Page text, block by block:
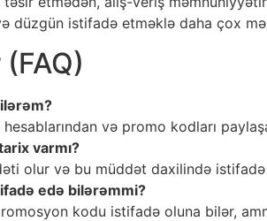
düzgün istifadə etməklə daha çox
və promo kodları
varmı?
olur və bu müddət daxilində
edə bilərəmmi?
kodu istifadə oluna bilər,